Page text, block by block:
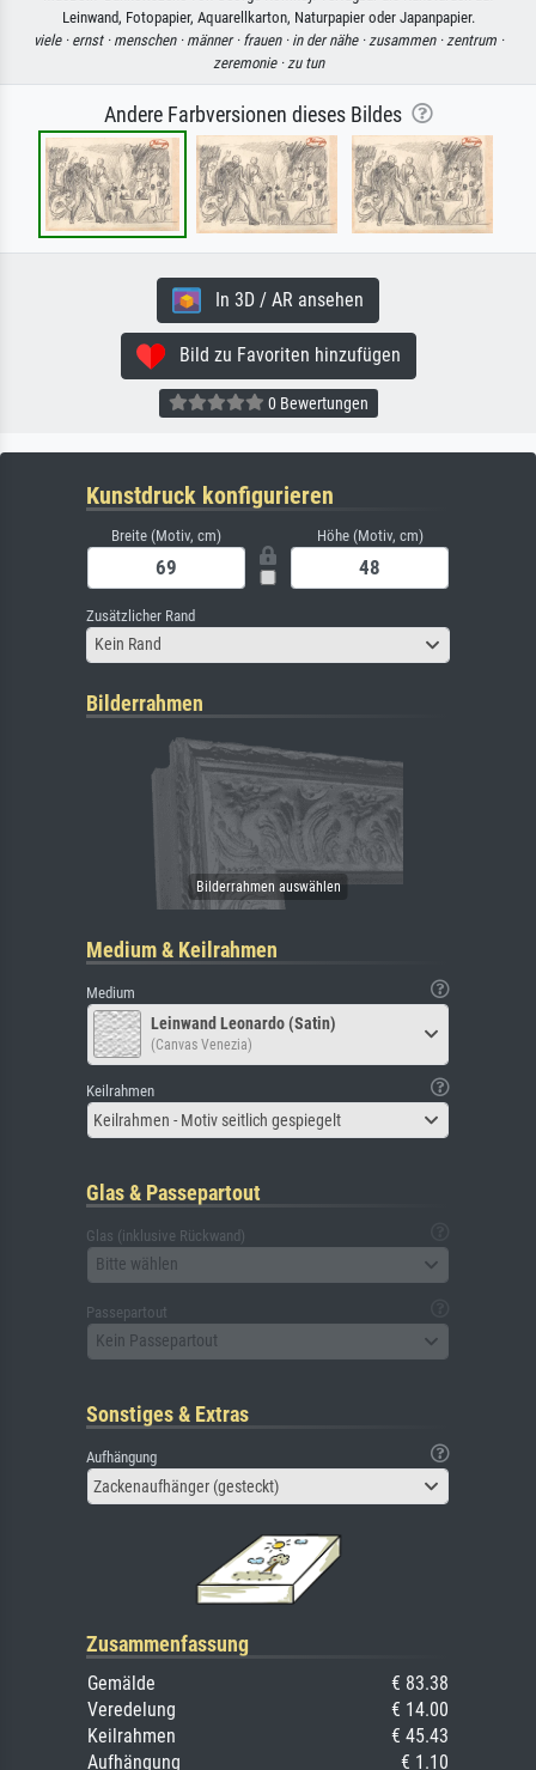
Leinwand, Fotopapier, Aquarellkarton, Naturpapier oder Japanpapier.
viele · ernst · menschen · männer · frauen · in der nähe · zusammen · zentrum ·
zeremonie · zu tun
Andere Farbversionen dieses Bildes
In 3D / AR ansehen
Bild zu Favoriten hinzufügen
0 Bewertungen
Kunstdruck konfigurieren
Breite (Motiv, cm) Höhe (Motiv, cm)
Zusätzlicher Rand
Kein Rand
Bilderrahmen
Medium & Keilrahmen
Medium
Leinwand Leonardo (Satin)
(Canvas Venezia)
Keilrahmen
Keilrahmen - Motiv seitlich gespiegelt
Glas & Passepartout
Glas (inklusive Rückwand)
Bitte wählen
Passepartout
Kein Passepartout
Sonstiges & Extras
Aufhängung
Zackenaufhänger (gesteckt)
Zusammenfassung
Gemälde
€ 83.38
Veredelung
€ 14.00
Keilrahmen
€ 45.43
Aufhängung
€ 1.10